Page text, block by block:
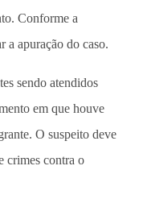
Conforme a
a apuração do caso.
sendo atendidos
em que houve
O suspeito deve
crimes contra o